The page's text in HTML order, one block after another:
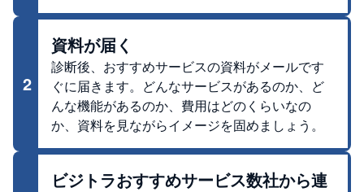
2
資料が届く
診断後、おすすめサービスの資料がメールです
ぐに届きます。どんなサービスがあるのか、ど
んな機能があるのか、費用はどのくらいなの
か、資料を見ながらイメージを固めましょう。
ビジトラおすすめサービス数社から連